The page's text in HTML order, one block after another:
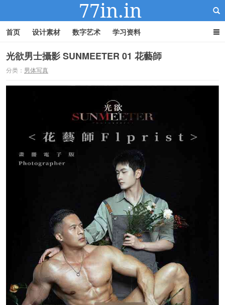
首页 设计素材 数字艺术 学习资料
光欲男士攝影 SUNMEETER 01 花藝師
分类： 男体写真